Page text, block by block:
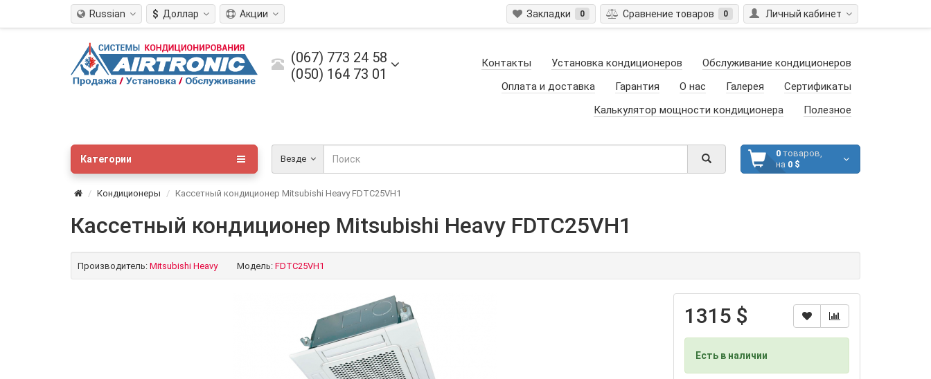
Russian $ Доллар Личный кабинет
Акции Закладки 0 Сравнение товаров 0
(067) 773 24 58
(050) 164 73 01
Контакты Установка кондиционеров
Обслуживание кондиционеров
Оплата и доставка
Гарантия О нас Галерея
Сертификаты
Калькулятор мощности кондиционера
Полезное
Везде
0товаров,
на 0 $
Категории
Кондиционеры Кассетный кондиционер Mitsubishi Heavy FDTC25VH1
Кассетный кондиционер Mitsubishi Heavy FDTC25VH1
Производитель: Mitsubishi Heavy Модель: FDTC25VH1
1315 $
Есть в наличии